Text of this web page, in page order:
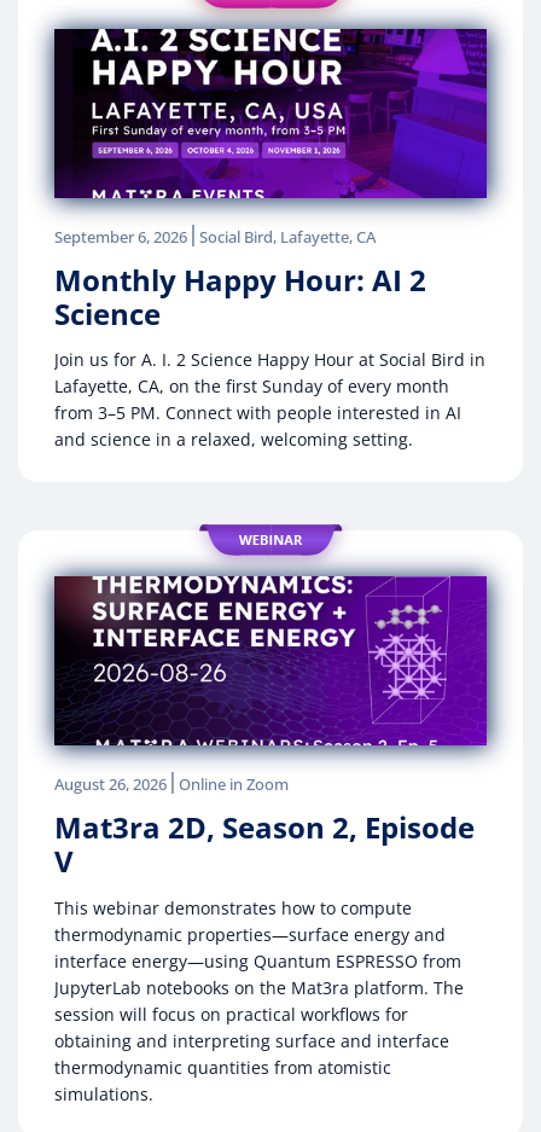
September 6, 2026 | Social Bird, Lafayette, CA
Monthly Happy Hour: AI 2
Science
Join us for A. I. 2 Science Happy Hour at Social Bird in
Lafayette, CA, on the first Sunday of every month
from 3–5 PM. Connect with people interested in AI
and science in a relaxed, welcoming setting.
August 26, 2026 | Online in Zoom
Mat3ra 2D, Season 2, Episode
V
This webinar demonstrates how to compute
thermodynamic properties—surface energy and
interface energy—using Quantum ESPRESSO from
JupyterLab notebooks on the Mat3ra platform. The
session will focus on practical workflows for
obtaining and interpreting surface and interface
thermodynamic quantities from atomistic
simulations.